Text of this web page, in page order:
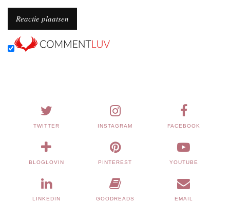
TWITTER INSTAGRAM FACEBOOK
BLOGLOVIN PINTEREST YOUTUBE
LINKEDIN GOODREADS EMAIL